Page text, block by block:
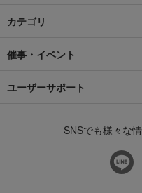
カテゴリ
催事・イベント
ユーザーサポート
SNSでも様々な